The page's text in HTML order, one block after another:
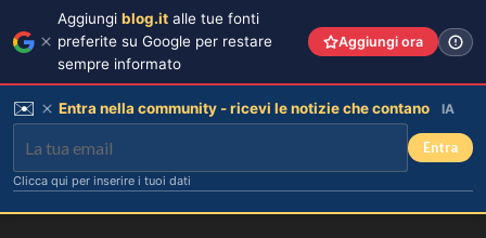
Aggiungi blog.it alle tue fonti
preferite su Google per restare
sempre informato
Aggiungi ora
✉️ Entra nella community - ricevi le notizie che contano IA
Entra
Clicca qui per inserire i tuoi dati